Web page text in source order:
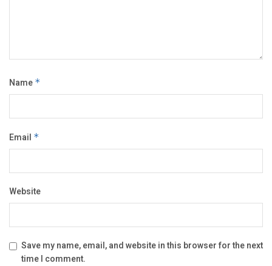
Name *
Email *
Website
Save my name, email, and website in this browser for the next
time I comment.